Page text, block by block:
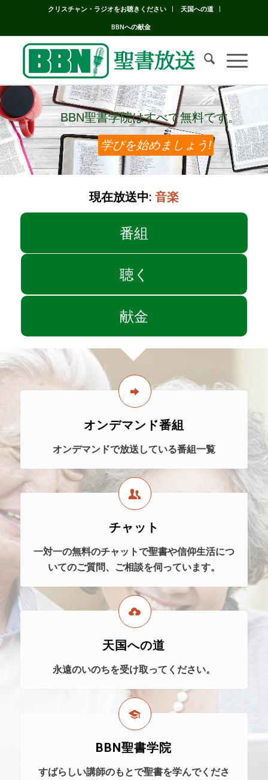
クリスチャン・ラジオをお聴きください
天国への道
BBNへの献金
BBN聖書学院はすべて無料です。
BBN聖書学院はすべて無料です。
学びを始めましょう!
現在放送中: 音楽
番組
聴く
献金
オンデマンド番組
オンデマンドで放送している番組一覧
チャット
一対一の無料のチャットで聖書や信仰生活につ
いてのご質問、ご相談を伺っています。
天国への道
永遠のいのちを受け取ってください。
BBN聖書学院
すばらしい講師のもとで聖書を学んでくださ